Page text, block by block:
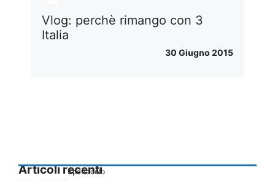
Vlog: perchè rimango con 3
Italia
30 Giugno 2015
Articoli recenti
Spettacolo